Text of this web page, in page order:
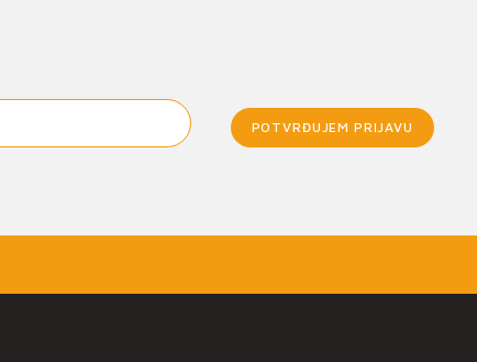
POTVRĐUJEM PRIJAVU